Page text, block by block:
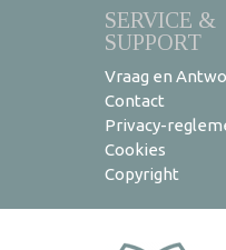
SERVICE &
SUPPORT
Vraag en
Contact
Privacy-
Cookies
Copyright